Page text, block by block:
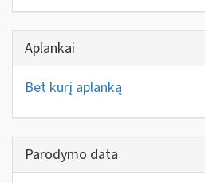
Aplankai
Bet kurį aplanką
Parodymo data